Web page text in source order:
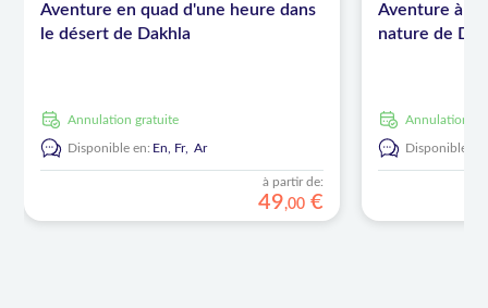
Aventure en quad d'une heure dans
le désert de Dakhla
Annulation gratuite
Disponible en: En, Fr, Ar
à partir de:
49,00 €
Aventure à
nature de
Annulation
Disponible en: